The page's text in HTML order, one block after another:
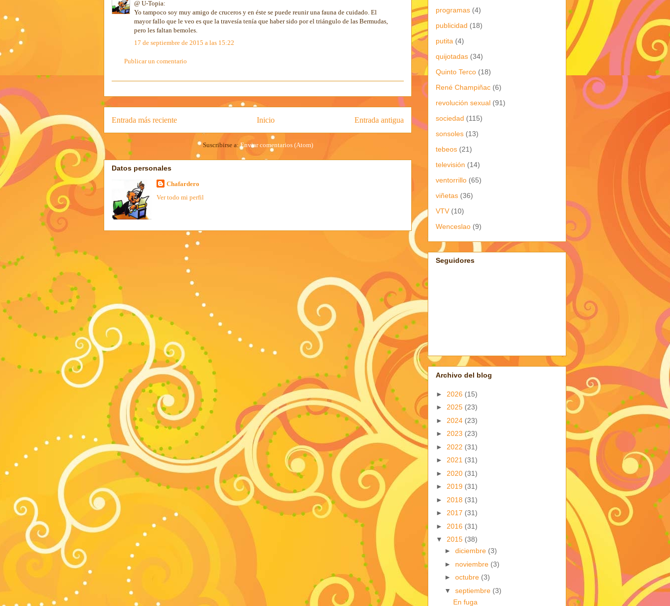
@ U-Topia:
Yo tampoco soy muy amigo de cruceros y en éste se puede reunir una fauna de cuidado. El
mayor fallo que le veo es que la travesía tenía que haber sido por el triángulo de las Bermudas,
pero les faltan bemoles.
17 de septiembre de 2015 a las 15:22
Publicar un comentario
Entrada más reciente Entrada antigua
Inicio
Suscribirse a:Enviar comentarios (Atom)
Datos personales
Chafardero
Ver todo mi perfil
programas (4)
publicidad (18)
putita (4)
quijotadas (34)
Quinto Terco (18)
René Champiñac (6)
revolución sexual (91)
sociedad (115)
sonsoles (13)
tebeos (21)
televisión (14)
ventorrillo (65)
viñetas (36)
VTV (10)
Wenceslao (9)
Seguidores
Archivo del blog
► 2026 (15)
► 2025 (23)
► 2024 (23)
► 2023 (23)
► 2022 (31)
► 2021 (31)
► 2020 (31)
► 2019 (31)
► 2018 (31)
► 2017 (31)
► 2016 (31)
▼ 2015 (38)
► diciembre (3)
► noviembre (3)
► octubre (3)
▼ septiembre (3)
En fuga